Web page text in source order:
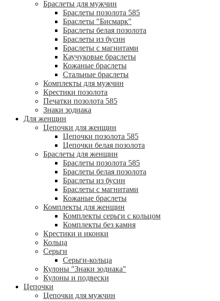
Браслеты для мужчин
Браслеты позолота 585
Браслеты "Бисмарк"
Браслеты белая позолота
Браслеты из бусин
Браслеты с магнитами
Каучуковые браслеты
Кожаные браслеты
Стальные браслеты
Комплекты для мужчин
Крестики позолота
Печатки позолота 585
Знаки зодиака
Для женщин
Цепочки для женщин
Цепочки позолота 585
Цепочки белая позолота
Браслеты для женщин
Браслеты позолота 585
Браслеты белая позолота
Браслеты из бусин
Браслеты с магнитами
Кожаные браслеты
Комплекты для женщин
Комплекты серьги с кольцом
Комплекты без камня
Крестики и иконки
Кольца
Серьги
Серьги-кольца
Кулоны "Знаки зодиака"
Кулоны и подвески
Цепочки
Цепочки для мужчин